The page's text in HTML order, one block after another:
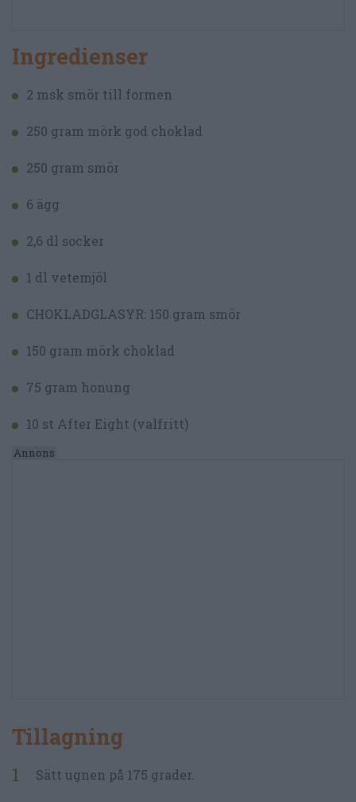
Ingredienser
2 msk smör till formen
250 gram mörk god choklad
250 gram smör
6 ägg
2,6 dl socker
1 dl vetemjöl
CHOKLADGLASYR: 150 gram smör
150 gram mörk choklad
75 gram honung
10 st After Eight (valfritt)
Tillagning
Sätt ugnen på 175 grader.